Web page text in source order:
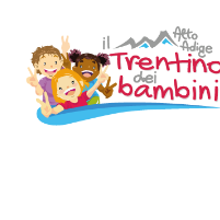
contenuto